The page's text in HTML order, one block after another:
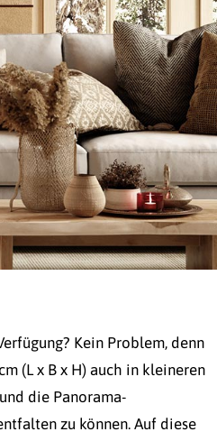
Kein Problem, denn
(L x B x H) auch in kleineren
die Panorama-
zu können. Auf diese